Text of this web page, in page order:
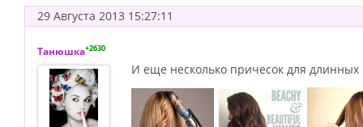
29 Августа 2013 15:27:11
Танюшка+2630
И еще несколько причесок для длинных